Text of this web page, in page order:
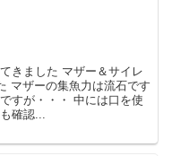
きました マザー＆サイレ
マザーの集魚力は流石です
すが・・・ 中には口を使
確認...